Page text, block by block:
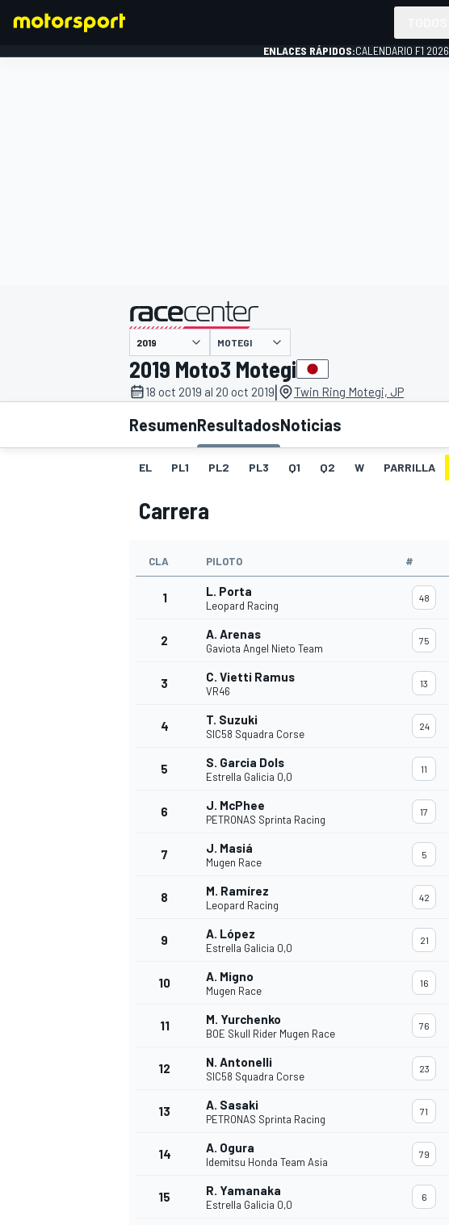
INDYCAR
FÓRMULA E
ENLACES RÁPIDOS:CALENDARIO F1 2026
presentado por
MOTEGI
2019 Moto3 Motegi
18 oct 2019 al 20 oct 2019| Twin Ring Motegi, JP
ResumenResultadosNoticias
EL PL1 PL2 PL3 Q1 Q2 W PARRILLA
Carrera
CLA PILOTO #
1 L. Porta
Leopard Racing
48
2 A. Arenas
Gaviota Angel Nieto Team
75
3 C. Vietti Ramus
VR46
13
4 T. Suzuki
SIC58 Squadra Corse
24
5 S. Garcia Dols
Estrella Galicia 0,0
11
6 J. McPhee
PETRONAS Sprinta Racing
17
7 J. Masiá
Mugen Race
5
8 M. Ramírez
Leopard Racing
42
9 A. López
Estrella Galicia 0,0
21
10 A. Migno
Mugen Race
16
11 M. Yurchenko
BOE Skull Rider Mugen Race
76
12 N. Antonelli
SIC58 Squadra Corse
23
13 A. Sasaki
PETRONAS Sprinta Racing
71
14 A. Ogura
Idemitsu Honda Team Asia
79
15 R. Yamanaka
Estrella Galicia 0,0
6